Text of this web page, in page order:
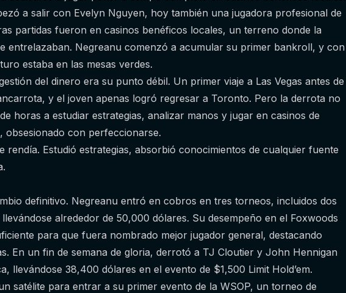
a salir con Evelyn Nguyen, hoy también una jugadora profesional de
partidas fueron en casinos benéficos locales, un terreno donde la
entrelazaban. Negreanu comenzó a acumular su primer bankroll, y con
estaba en las mesas verdes.
del dinero era su punto débil. Un primer viaje a Las Vegas antes de
y el joven apenas logró regresar a Toronto. Pero la derrota no
horas a estudiar estrategias, analizar manos y jugar en casinos de
obsesionado con perfeccionarse.
rendía. Estudió estrategias, absorbió conocimientos de cualquier fuente
definitivo. Negreanu entró en cobros en tres torneos, incluidos dos
alrededor de 50,000 dólares. Su desempeño en el Foxwoods
para que fuera nombrado mejor jugador general, destacando
En un fin de semana de gloria, derrotó a TJ Cloutier y John Hennigan
llevándose 38,400 dólares en el evento de $1,500 Limit Hold’em.
satélite para entrar a su primer evento de la WSOP, un torneo de